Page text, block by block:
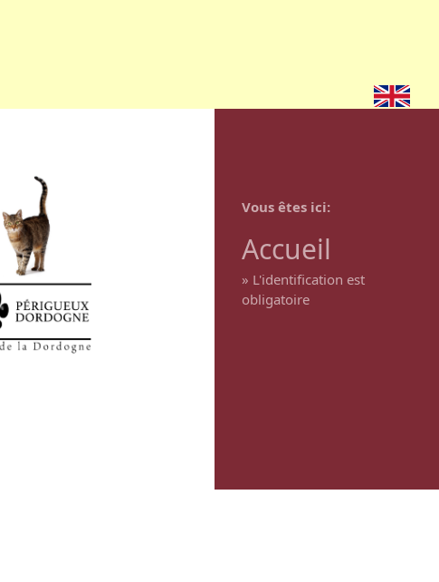
Vous êtes ici
Accueil
» L'identification est
obligatoire